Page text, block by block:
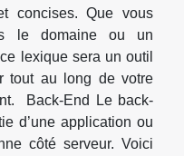
concises. Que vous
le domaine ou un
lexique sera un outil
tout au long de votre
Back-End Le back-
d’une application ou
côté serveur. Voici